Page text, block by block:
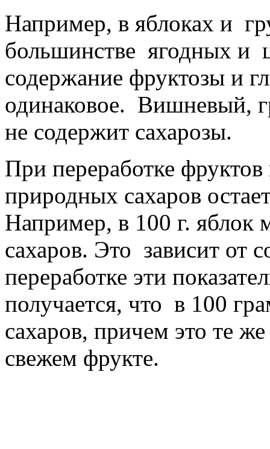
Например, в яблоках и
большинстве ягодных и
содержание фруктозы и
одинаковое. Вишневый,
не содержит сахарозы.
При переработке
природных сахаров
Например, в 100 г. яблок
сахаров. Это зависит
переработке эти
получается, что в 100
сахаров, причем это те
свежем фрукте.